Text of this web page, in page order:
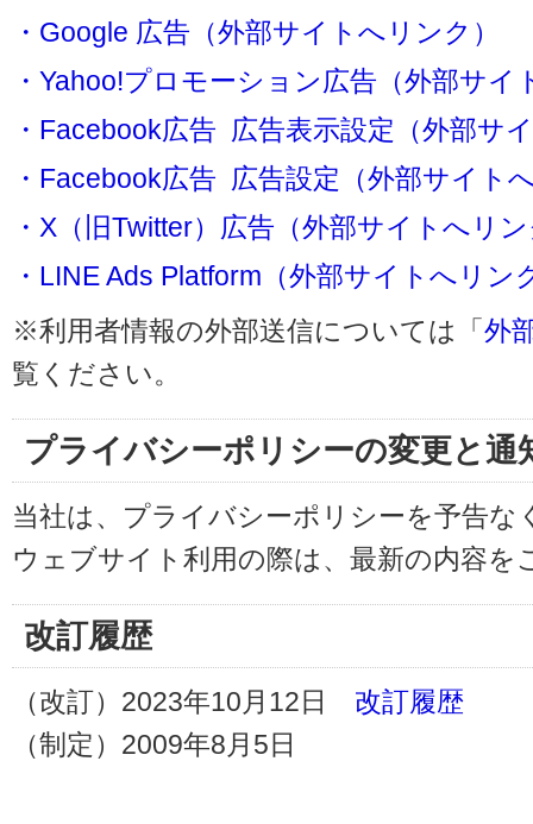
・Google 広告（外部サイトへリンク）
・Yahoo!プロモーション広告（外部サイ
・Facebook広告 広告表示設定（外部サ
・Facebook広告 広告設定（外部サイト
・X（旧Twitter）広告（外部サイトへリ
・LINE Ads Platform（外部サイトへリン
※利用者情報の外部送信については「外
覧ください。
プライバシーポリシーの変更と通
当社は、プライバシーポリシーを予告
ウェブサイト利用の際は、最新の内容を
改訂履歴
（改訂）2023年10月12日 改訂履歴
（制定）2009年8月5日